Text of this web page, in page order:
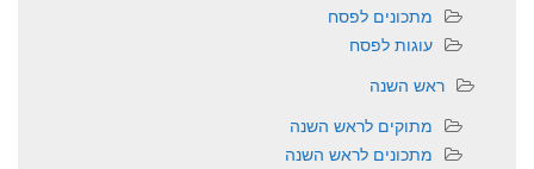
מתכונים לפסח
עוגות לפסח
ראש השנה
מתוקים לראש השנה
מתכונים לראש השנה